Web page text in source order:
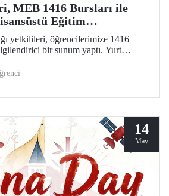
MEB 1416 Bursları ile
Eğitim
Tanıdı
yetkilileri, öğrencilerimize 1416
bir sunum yaptı. Yurt
taçlandıran burslara ilginin
14
May